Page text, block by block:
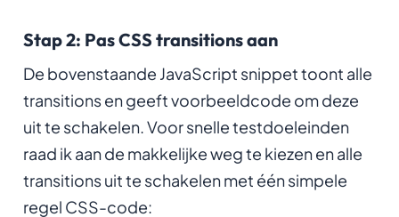
Stap 2: Pas CSS transitions aan
De bovenstaande JavaScript snippet toont alle
transitions en geeft voorbeeldcode om deze
uit te schakelen. Voor snelle testdoeleinden
raad ik aan de makkelijke weg te kiezen en alle
transitions uit te schakelen met één simpele
regel CSS-code: